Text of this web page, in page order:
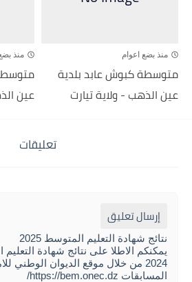
منذ بضع اعوام
متوسطة كبوش عابد بلدية
عين الذهب - ولاية تيارت
منذ
عين
تعليقات
إرسال تعليق
نتائج شهادة التعليم المتوسط 2025
يمكنكم الاطلا على نتائج شهادة
2024 من خلال موقع الديوان الوطني
المسابقات https://bem.onec.dz/